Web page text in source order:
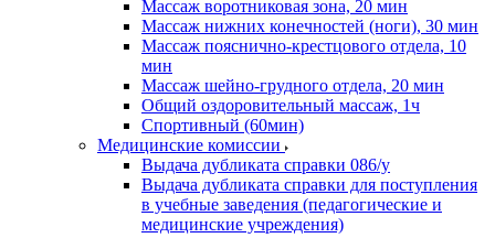
Массаж воротниковая зона, 20 мин
Массаж нижних конечностей (ноги), 30 мин
Массаж пояснично-крестцового отдела, 10
мин
Массаж шейно-грудного отдела, 20 мин
Общий оздоровительный массаж, 1ч
Спортивный (60мин)
Медицинские комиссии
Выдача дубликата справки 086/у
Выдача дубликата справки для поступления
в учебные заведения (педагогические и
медицинские учреждения)